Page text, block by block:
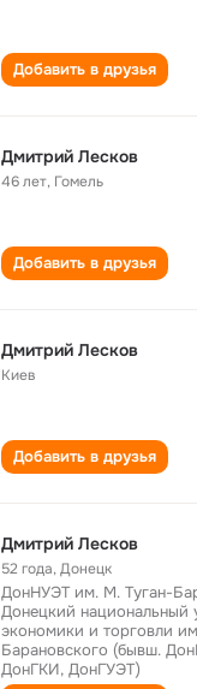
Добавить в друзья
Дмитрий Лесков
46 лет, Гомель
Добавить в друзья
Дмитрий Лесков
Киев
Добавить в друзья
Дмитрий Лесков
52 года,Донецк
ДонНУЭТ им. М. Туган-
Донецкий национальный
экономики и торговли
Барановского (бывш.
ДонГКИ, ДонГУЭТ)